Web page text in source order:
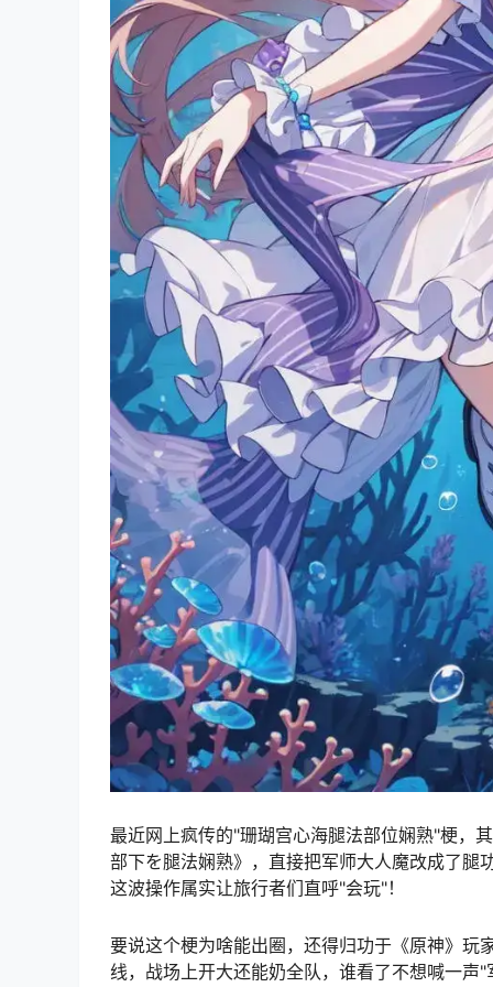
最近网上疯传的"珊瑚宫心海腿法部位娴熟"梗，
部下を腿法娴熟》，直接把军师大人魔改成了腿
这波操作属实让旅行者们直呼"会玩"！
要说这个梗为啥能出圈，还得归功于《原神》玩
线，战场上开大还能奶全队，谁看了不想喊一声